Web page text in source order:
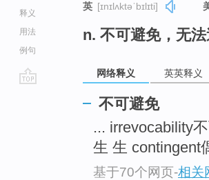
释义
用法
例句
英 [ɪnɪlʌktəˈbɪlɪti]
n. 不可避免，无
网络释义 英英释义
不可避免
... irrevocability
生 生 contingent
基于70个网页-相关